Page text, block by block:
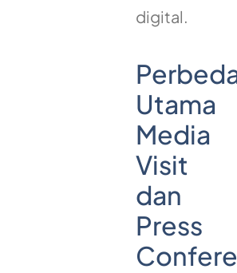
digital.
Utama
Media
Visit
dan
Press